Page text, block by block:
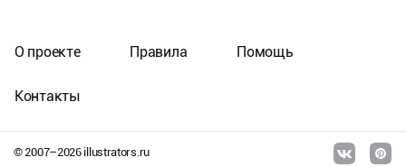
© 2007–2026illustrators.ru
О проекте Правила Помощь
Контакты